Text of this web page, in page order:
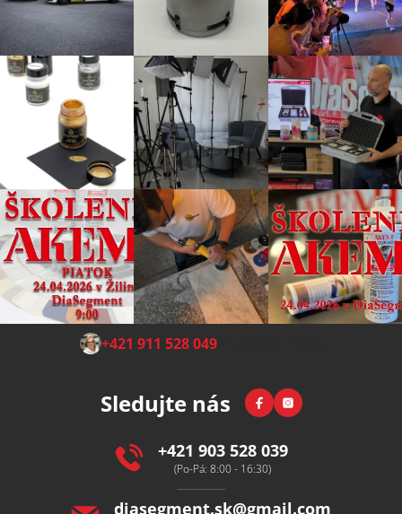
Z +421 911 528 049(Po-Pá 8:00-15:00)
Sledujte nás FacebookInstagram
+421 903 528 039
(Po-Pá: 8:00 - 16:30)
diasegment.sk@gmail.com